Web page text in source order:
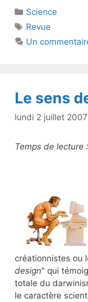
er e
o
Catégories
Science
Étiquettes
Revue
Un
Le sens
lundi 2 juillet 2007
Temps de lecture :
créationnistes ou
design" qui
totale du
le caractère